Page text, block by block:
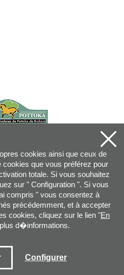
pottoka.info
de Privacité-Politique des Cookies
cookies ainsi que ceux de
que vous préférez pour
totale. Si vous souhaitez
sur " Configuration ". Si vous
compris " vous consentez à
précédemment, et à accepter
cookies, cliquez sur le lien "En
d�informations.
Configurer